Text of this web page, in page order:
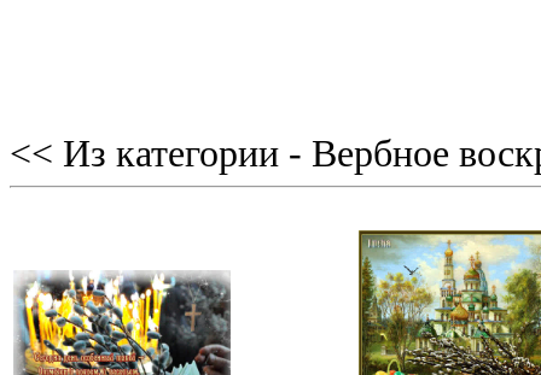
<< Из категории - Вербное